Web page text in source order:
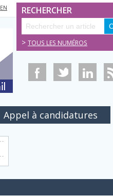
EN RECHERCHER
> TOUS LES NUMÉROS
Appel à candidatures